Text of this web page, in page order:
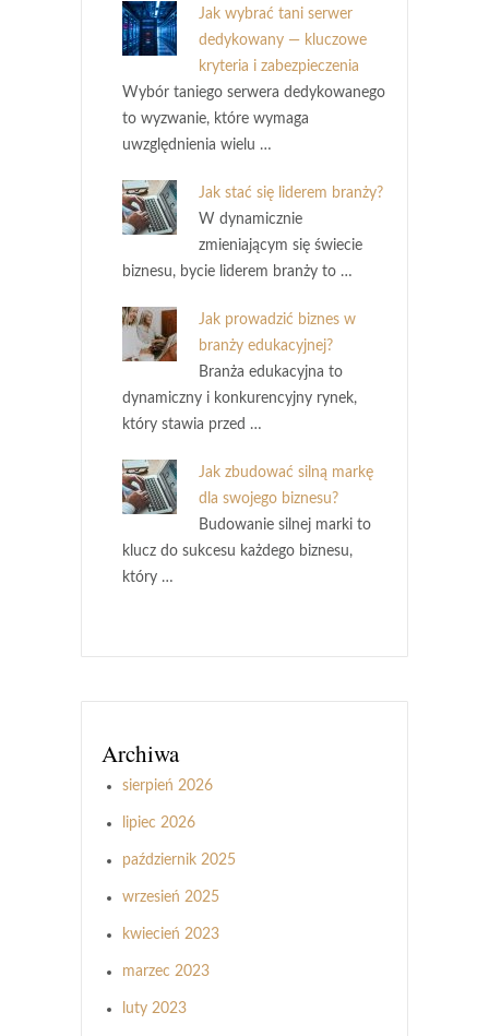
Jak wybrać tani serwer
dedykowany — kluczowe
kryteria i zabezpieczenia
Wybór taniego serwera dedykowanego
to wyzwanie, które wymaga
uwzględnienia wielu …
Jak stać się liderem branży?
W dynamicznie
zmieniającym się świecie
biznesu, bycie liderem branży to …
Jak prowadzić biznes w
branży edukacyjnej?
Branża edukacyjna to
dynamiczny i konkurencyjny rynek,
który stawia przed …
Jak zbudować silną markę
dla swojego biznesu?
Budowanie silnej marki to
klucz do sukcesu każdego biznesu,
który …
Archiwa
sierpień 2026
lipiec 2026
październik 2025
wrzesień 2025
kwiecień 2023
marzec 2023
luty 2023